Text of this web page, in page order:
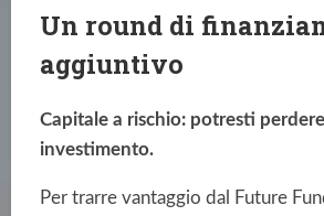
Un round di
aggiuntivo
Capitale a rischio: potresti
investimento.
Per trarre vantaggio dal Future